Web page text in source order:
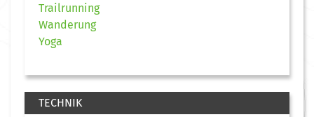
Trailrunning
Wanderung
Yoga
TECHNIK